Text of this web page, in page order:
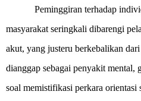
Peminggiran terhadap
masyarakat seringkali dibarengi
akut, yang justeru berkebalikan
dianggap sebagai penyakit mental,
soal memistifikasi perkara orientasi